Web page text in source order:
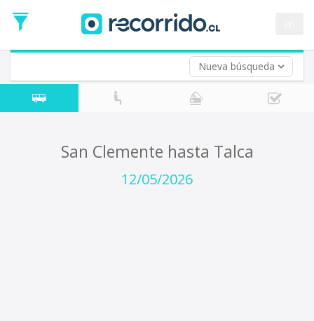
Nueva búsqueda
de
Ida
Vuelta (opcional)
Fecha
de
San Clemente hasta Talca
12/05/2026